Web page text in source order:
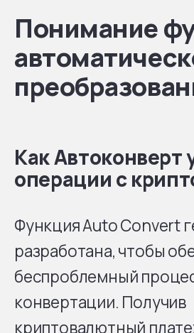
Понимание
Как Автоконверт
операции с
Функция Auto Convert
разработана, чтобы
беспроблемный
конвертации. Получив
криптовалютный